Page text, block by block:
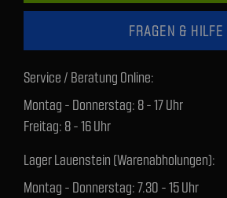
FRAGEN & HILFE
Service / Beratung Online:
Montag - Donnerstag: 8 - 17 Uhr
Freitag: 8 - 16 Uhr
Lager Lauenstein (Warenabholungen):
Montag - Donnerstag: 7.30 - 15 Uhr